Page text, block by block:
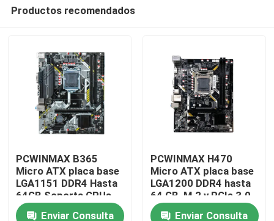
Productos
Vídeos
Productos recomendados
PCWINMAX B365
Micro ATX placa base
LGA1151 DDR4 Hasta
64GB Soporta CPUs
de 8a y 9a generación
Enviar Consulta
PCWINMAX H470
Micro ATX placa base
LGA1200 DDR4 hasta
64 GB, M.2 y PCIe 3.0,
admite procesadores
Enviar Consulta